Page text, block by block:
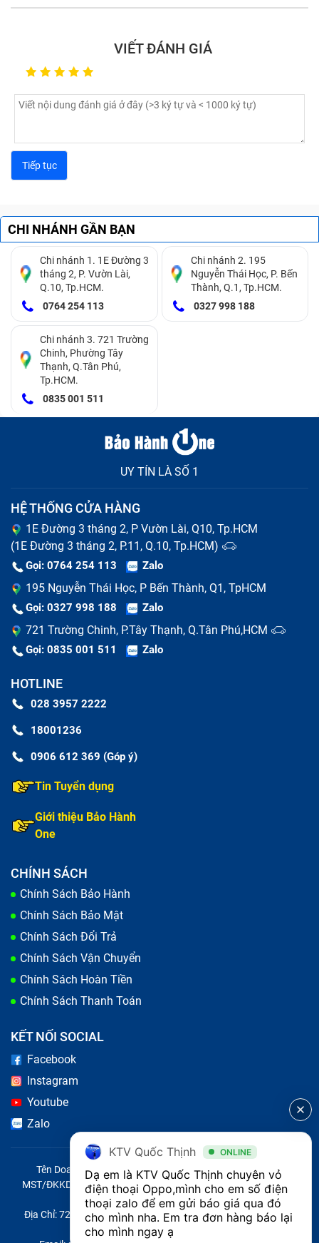
VIẾT ĐÁNH GIÁ
CHI NHÁNH GẦN BẠN
Chi nhánh 1. 1E Đường 3
tháng 2, P. Vườn Lài,
Q.10, Tp.HCM.
0764 254 113
Chi nhánh 2. 195
Nguyễn Thái Học, P. Bến
Thành, Q.1, Tp.HCM.
0327 998 188
Chi nhánh 3. 721 Trường
Chinh, Phường Tây
Thạnh, Q.Tân Phú,
Tp.HCM.
0835 001 511
UY TÍN LÀ SỐ 1
HỆ THỐNG CỬA HÀNG
1E Đường 3 tháng 2, P Vườn Lài, Q10, Tp.HCM
(1E Đường 3 tháng 2, P.11, Q.10, Tp.HCM)
Gọi: 0764 254 113 Zalo
195 Nguyễn Thái Học, P Bến Thành, Q1, TpHCM
Gọi: 0327 998 188 Zalo
721 Trường Chinh, P.Tây Thạnh, Q.Tân Phú,HCM
Gọi: 0835 001 511 Zalo
HOTLINE
028 3957 2222
18001236
0906 612 369 (Góp ý)
Tin Tuyển dụng
Giới thiệu Bảo Hành
One
CHÍNH SÁCH
Chính Sách Bảo Hành
Chính Sách Bảo Mật
Chính Sách Đổi Trả
Chính Sách Vận Chuyển
Chính Sách Hoàn Tiền
Chính Sách Thanh Toán
KẾT NỐI SOCIAL
Facebook
Instagram
Youtube
Zalo
Tên Doanh Nghiệp: CÔNG TY TNHH CITY ONE VIỆT NAM
MST/ĐKKD/QĐTL: 0316569346 do sở KHĐT TP.HCM cấp ngày
14/04/2023
Địa Chỉ: 721 Trường Chinh, Phường Tây Thạnh, Quận Tân Phú,
Thành phố Hồ Chí Minh, Việt Nam
KTV Quốc Thịnh ONLINE
Dạ em là KTV Quốc Thịnh chuyên vỏ
điện thoại Oppo,mình cho em số điện
thoại zalo để em gửi báo giá qua đó
cho mình nha. Em tra đơn hàng báo lại
cho mình ngay ạ